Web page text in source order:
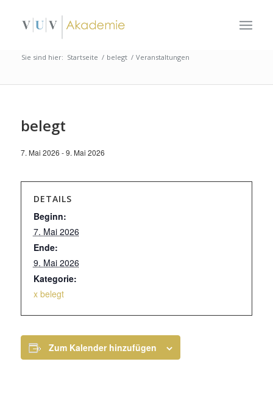
Sie sind hier: Startseite / belegt / Veranstaltungen
belegt
7. Mai 2026 -9. Mai 2026
DETAILS
Beginn:
7. Mai 2026
Ende:
9. Mai 2026
Kategorie:
x belegt
Zum Kalender hinzufügen